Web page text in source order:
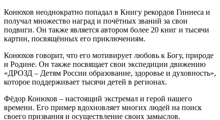
Конюхов неоднократно попадал в Книгу рекордов Гиннеса и
получал множество наград и почётных званий за свои
подвиги. Он также является автором более 20 книг и тысячи
картин, посвящённых его приключениям.
Конюхов говорит, что его мотивирует любовь к Богу, природе
и Родине. Он также посвящает свои экспедиции движению
«ДРОЗД – Детям России образование, здоровье и духовность»,
которое поддерживает тысячи детей в регионах.
Фёдор Конюхов – настоящий экстремал и герой нашего
времени. Его пример вдохновляет многих людей на поиск
своего призвания и осуществление своих замыслов.